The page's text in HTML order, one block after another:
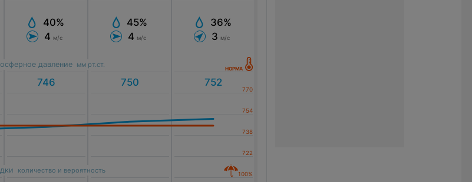
40%
4 м/с
45%
4 м/с
36%
3 м/с
давление мм рт.ст.
количество и вероятность